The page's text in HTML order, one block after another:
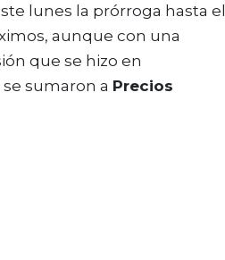
lunes la prórroga hasta el
aunque con una
que se hizo en
sumaron a Precios